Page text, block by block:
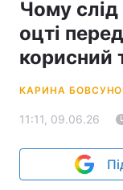
Чому
оцті
корисний
КАРИНА
11:11, 09.06.26